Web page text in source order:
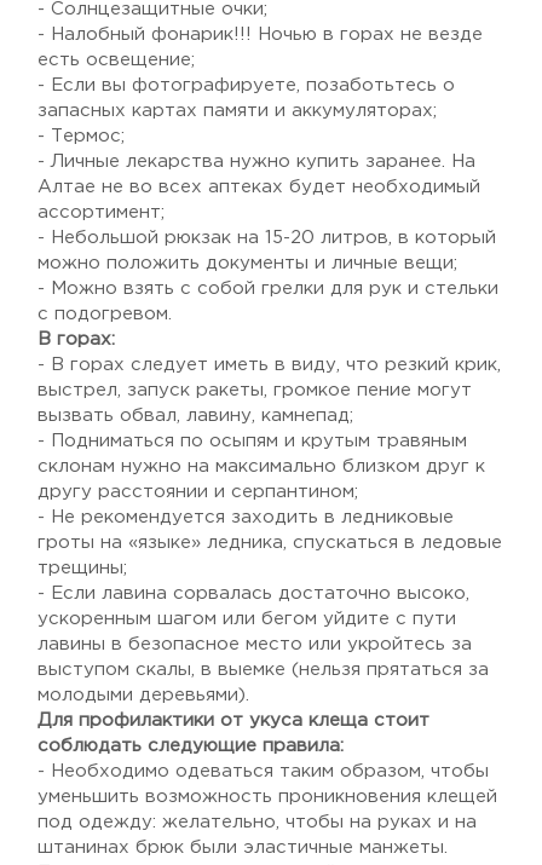
- Солнцезащитные очки;
- Налобный фонарик!!! Ночью в горах не везде
есть освещение;
- Если вы фотографируете, позаботьтесь о
запасных картах памяти и аккумуляторах;
- Термос;
- Личные лекарства нужно купить заранее. На
Алтае не во всех аптеках будет необходимый
ассортимент;
- Небольшой рюкзак на 15-20 литров, в который
можно положить документы и личные вещи;
- Можно взять с собой грелки для рук и стельки
с подогревом.
В горах:
- В горах следует иметь в виду, что резкий крик,
выстрел, запуск ракеты, громкое пение могут
вызвать обвал, лавину, камнепад;
- Подниматься по осыпям и крутым травяным
склонам нужно на максимально близком друг к
другу расстоянии и серпантином;
- Не рекомендуется заходить в ледниковые
гроты на «языке» ледника, спускаться в ледовые
трещины;
- Если лавина сорвалась достаточно высоко,
ускоренным шагом или бегом уйдите с пути
лавины в безопасное место или укройтесь за
выступом скалы, в выемке (нельзя прятаться за
молодыми деревьями).
Для профилактики от укуса клеща стоит
соблюдать следующие правила:
- Необходимо одеваться таким образом, чтобы
уменьшить возможность проникновения клещей
под одежду: желательно, чтобы на руках и на
штанинах брюк были эластичные манжеты.